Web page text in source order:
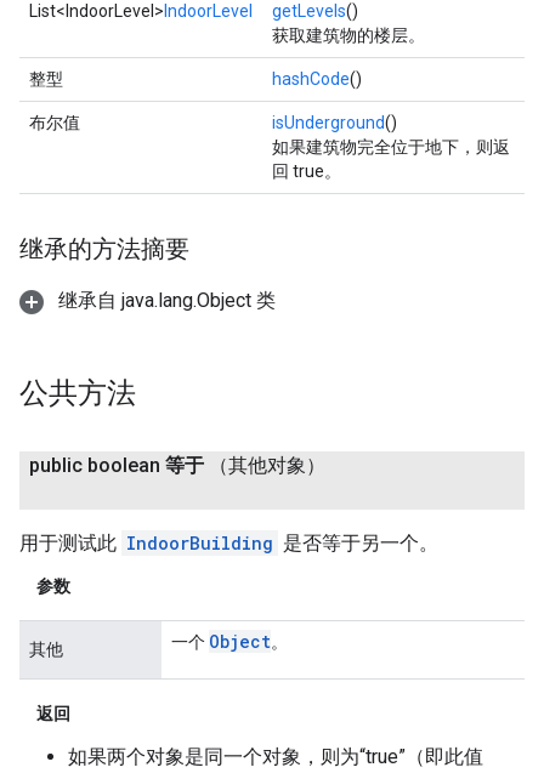
List<IndoorLevel> IndoorLevel getLevels()
获取建筑物的楼层。
整型 hashCode()
布尔值 isUnderground()
如果建筑物完全位于地下，则返
回 true。
继承的方法摘要
继承自 java.lang.Object 类
公共方法
public boolean 等于 （其他对象）
用于测试此 IndoorBuilding 是否等于另一个。
参数
其他 一个 Object。
返回
如果两个对象是同一个对象，则为“true”（即此值